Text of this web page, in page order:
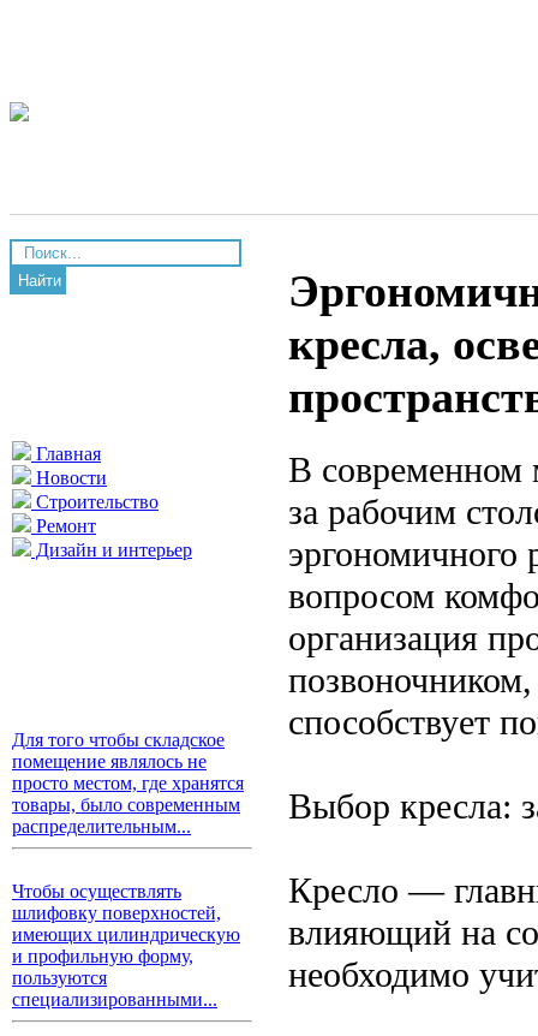
Найти
Главная
Новости
Строительство
Ремонт
Дизайн и интерьер
Для того чтобы складское
помещение являлось не
просто местом, где хранятся
товары, было современным
распределительным...
Чтобы осуществлять
шлифовку поверхностей,
имеющих цилиндрическую
и профильную форму,
пользуются
специализированными...
кресла,
В современном
за рабочим
эргономичного
вопросом
организация
способствует
Выбор кресла:
Кресло —
влияющий на
необходимо